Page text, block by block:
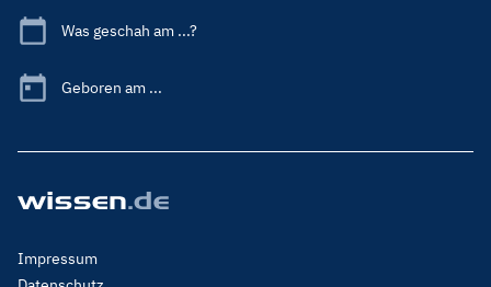
Was geschah am ...?
Geboren am ...
Footer
Impressum